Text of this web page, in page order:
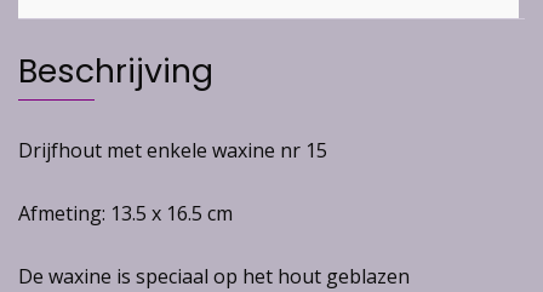
Beschrijving
Drijfhout met enkele waxine nr 15
Afmeting: 13.5 x 16.5 cm
De waxine is speciaal op het hout geblazen